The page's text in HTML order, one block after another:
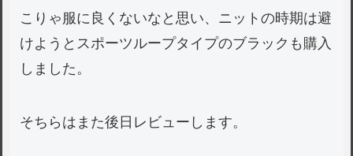
こりゃ服に良くないなと思い、ニットの時期は避
けようとスポーツループタイプのブラックも購入
しました。
そちらはまた後日レビューします。